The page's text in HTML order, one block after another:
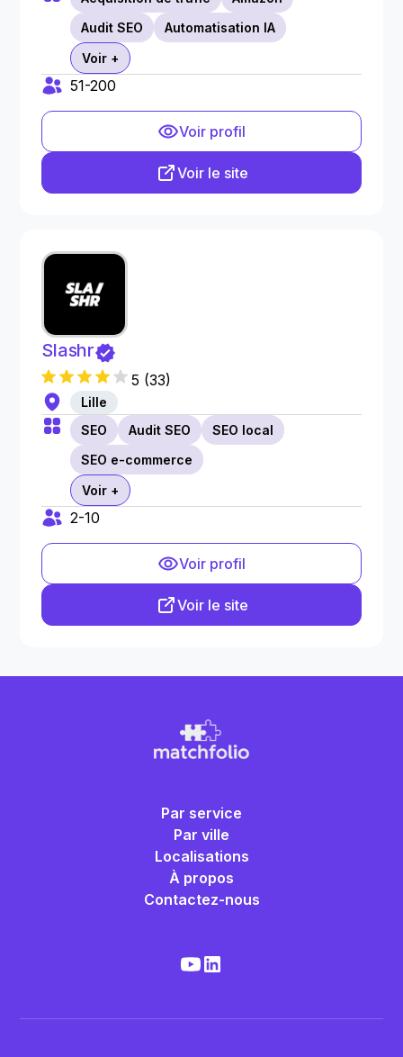
Audit SEO
Automatisation IA
Voir +
51-200
Voir profil
Voir le site
Slashr
5 (33)
Lille
SEO
Audit SEO
SEO local
SEO e-commerce
Voir +
2-10
Voir profil
Voir le site
Par service
Par ville
Localisations
À propos
Contactez-nous